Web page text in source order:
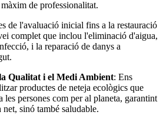
de professionalitat.
de l'avaluació inicial fins a la restauració
complet que inclou l'eliminació d'aigua,
i la reparació de danys a
Qualitat i el Medi Ambient: Ens
productes de neteja ecològics que
les persones com per al planeta, garantint
sinó també saludable.